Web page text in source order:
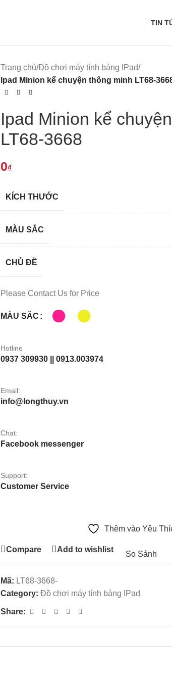
TIN
Trang chủ/Đồ chơi máy tính bảng IPad/
Ipad Minion kể chuyện thông minh LT68-
Ipad Minion kể
LT68-3668
0₫
KÍCH THƯỚC
MÀU SẮC
CHỦ ĐỀ
Please Contact Us for Price
MÀU SẮC
Hotline
0937 309930 || 0913.003974
Email:
info@longthuy.vn
Chat:
Facebook messenger
Support:
Customer Service
Thêm vào Yêu
Compare Add to wishlist
So Sánh
Mã: LT68-3668-
Category: Đồ chơi máy tính bảng IPad
Share: